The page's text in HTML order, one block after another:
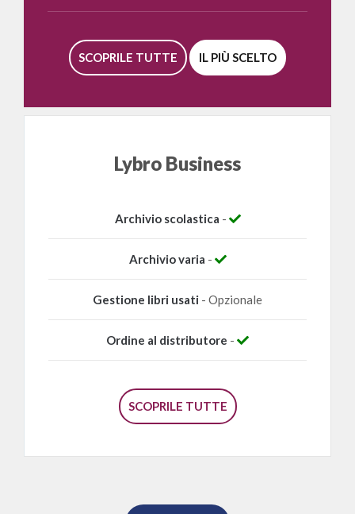
SCOPRILE TUTTE IL PIÙ SCELTO
Lybro Business
Archivio scolastica -
Archivio varia -
Gestione libri usati - Opzionale
Ordine al distributore -
SCOPRILE TUTTE